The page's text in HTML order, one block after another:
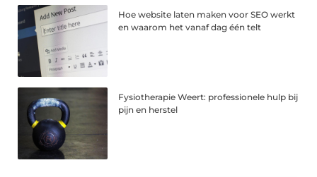
Hoe website laten maken voor SEO werkt
en waarom het vanaf dag één telt
Fysiotherapie Weert: professionele hulp bij
pijn en herstel